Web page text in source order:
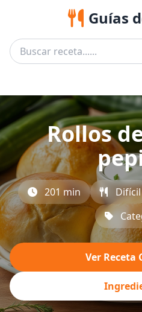
Guías
Rollos
201 min Difícil
Ver Receta